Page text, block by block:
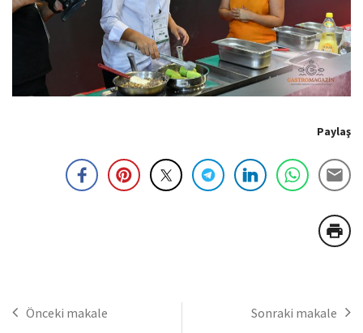
Paylaş
Önceki makale Sonraki makale